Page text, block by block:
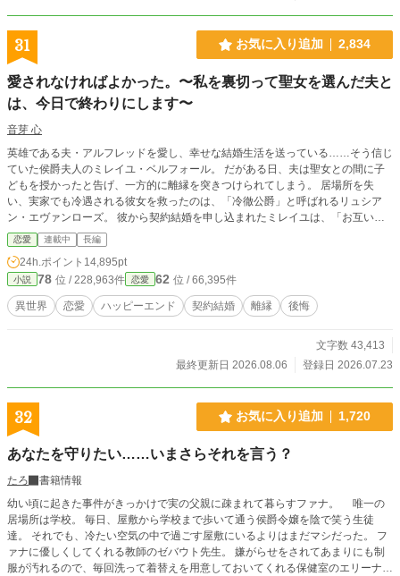
31 お気に入り追加 2,834
愛されなければよかった。〜私を裏切って聖女を選んだ夫と
は、今日で終わりにします〜
音芽 心
英雄である夫・アルフレッドを愛し、幸せな結婚生活を送っている……そう信じ
ていた侯爵夫人のミレイユ・ベルフォール。 だがある日、夫は聖女との間に子
どもを授かったと告げ、一方的に離縁を突きつけられてしまう。 居場所を失
い、実家でも冷遇される彼女を救ったのは、「冷徹公爵」と呼ばれるリュシア
ン・エヴァンローズ。 彼から契約結婚を申し込まれたミレイユは、「お互いに
愛さないこと」を条件に求婚を受け入れるのだった。 一方その頃、アルフレッ
ドはようやく気付く。自分が失ったのは、「子を産めなかった妻」などではな
く、有能で誰よりも大切だった女性だということに……。
恋愛 連載中 長編
24h.ポイント 14,895pt
小説 78 位 / 228,963件 恋愛 62 位 / 66,395件
異世界 恋愛 ハッピーエンド 契約結婚 離縁 後悔
文字数 43,413
最終更新日 2026.08.06
登録日 2026.07.23
32 お気に入り追加 1,720
あなたを守りたい……いまさらそれを言う？
たろ
書籍情報
幼い頃に起きた事件がきっかけで実の父親に疎まれて暮らすファナ。 唯一の
居場所は学校。 毎日、屋敷から学校まで歩いて通う侯爵令嬢を陰で笑う生徒
達。 それでも、冷たい空気の中で過ごす屋敷にいるよりはまだマシだった。 フ
ァナに優しくしてくれる教師のゼバウト先生。 嫌がらせをされてあまりにも制
服が汚れるので、毎回洗って着替えを用意しておいてくれる保健室のエリーナ先